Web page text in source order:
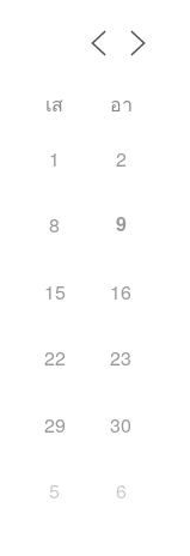
เส
อา
1 2
8 9
15 16
22 23
29 30
5 6